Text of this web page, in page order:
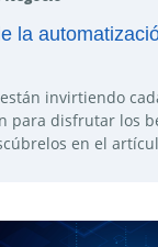
la
invirtiendo
para disfrutar los
en el